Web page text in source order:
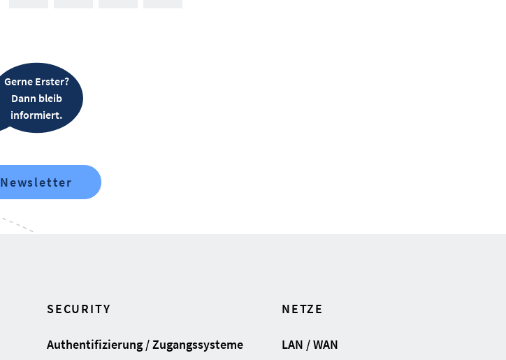
Gerne Erster?
Dann bleib
informiert.
Newsletter
SECURITY
Authentifizierung / Zugangssysteme
NETZE
LAN / WAN